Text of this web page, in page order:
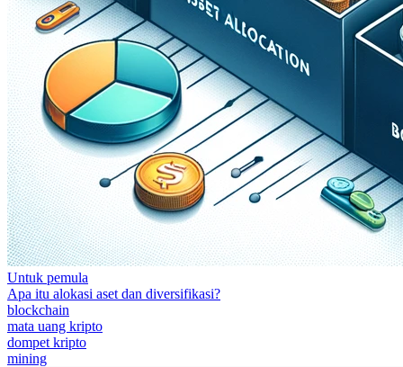
Untuk pemula
Apa itu alokasi aset dan diversifikasi?
blockchain
mata uang kripto
dompet kripto
mining